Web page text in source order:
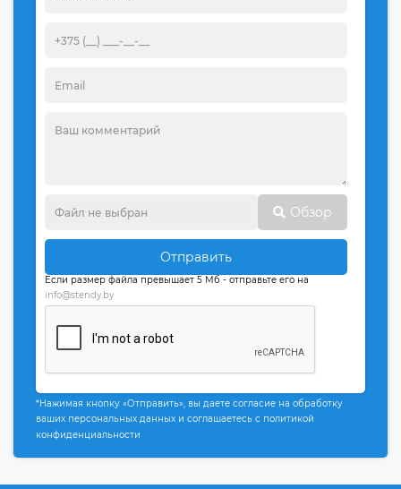
Обзор
Отправить
Если размер файла превышает 5 Мб - отправьте его на
info@stendy.by
*Нажимая кнопку «Отправить», вы даете согласие на обработку
ваших персональных данных и соглашаетесь с политикой
конфиденциальности